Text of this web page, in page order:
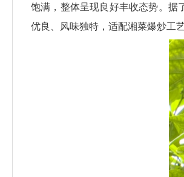
饱满，整体呈现良好丰收态势。据
优良、风味独特，适配湘菜爆炒工